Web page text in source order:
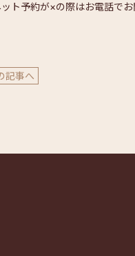
ト予約が×の際はお電話でお
記事へ